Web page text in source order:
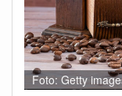
Foto: Getty